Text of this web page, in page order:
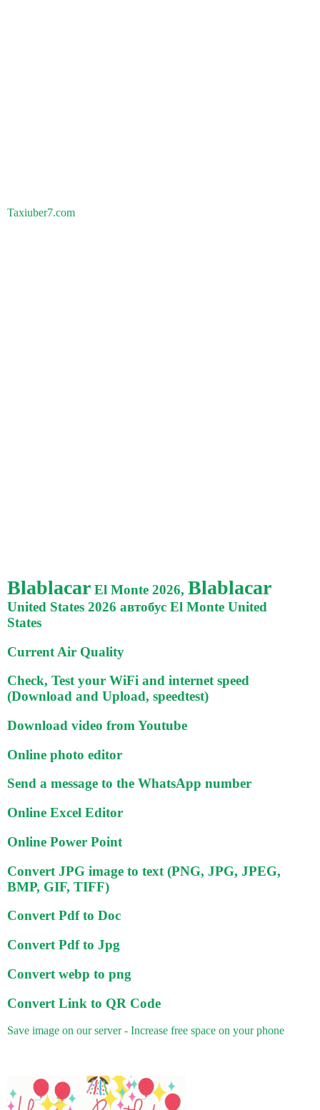
Taxiuber7.com
Blablacar El Monte 2026, Blablacar
United States 2026 автобус El Monte United
States
Current Air Quality
Check, Test your WiFi and internet speed
(Download and Upload, speedtest)
Download video from Youtube
Online photo editor
Send a message to the WhatsApp number
Online Excel Editor
Online Power Point
Convert JPG image to text (PNG, JPG, JPEG,
BMP, GIF, TIFF)
Convert Pdf to Doc
Convert Pdf to Jpg
Convert webp to png
Convert Link to QR Code
Save image on our server - Increase free space on your phone